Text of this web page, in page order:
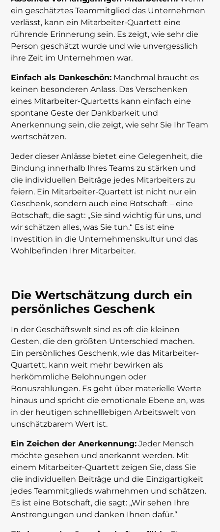
ein geschätztes Teammitglied das Unternehmen
verlässt, kann ein Mitarbeiter-Quartett eine
rührende Erinnerung sein. Es zeigt, wie sehr die
Person geschätzt wurde und wie unvergesslich
ihre Zeit im Unternehmen war.
Einfach als Dankeschön: Manchmal braucht es
keinen besonderen Anlass. Das Verschenken
eines Mitarbeiter-Quartetts kann einfach eine
spontane Geste der Dankbarkeit und
Anerkennung sein, die zeigt, wie sehr Sie Ihr Team
wertschätzen.
Jeder dieser Anlässe bietet eine Gelegenheit, die
Bindung innerhalb Ihres Teams zu stärken und
die individuellen Beiträge jedes Mitarbeiters zu
feiern. Ein Mitarbeiter-Quartett ist nicht nur ein
Geschenk, sondern auch eine Botschaft – eine
Botschaft, die sagt: „Sie sind wichtig für uns, und
wir schätzen alles, was Sie tun.“ Es ist eine
Investition in die Unternehmenskultur und das
Wohlbefinden Ihrer Mitarbeiter.
Die Wertschätzung durch ein
persönliches Geschenk
In der Geschäftswelt sind es oft die kleinen
Gesten, die den größten Unterschied machen.
Ein persönliches Geschenk, wie das Mitarbeiter-
Quartett, kann weit mehr bewirken als
herkömmliche Belohnungen oder
Bonuszahlungen. Es geht über materielle Werte
hinaus und spricht die emotionale Ebene an, was
in der heutigen schnelllebigen Arbeitswelt von
unschätzbarem Wert ist.
Ein Zeichen der Anerkennung: Jeder Mensch
möchte gesehen und anerkannt werden. Mit
einem Mitarbeiter-Quartett zeigen Sie, dass Sie
die individuellen Beiträge und die Einzigartigkeit
jedes Teammitglieds wahrnehmen und schätzen.
Es ist eine Botschaft, die sagt: „Wir sehen Ihre
Anstrengungen und danken Ihnen dafür.“